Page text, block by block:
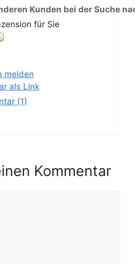
Kunden bei der Suche
für Sie
melden
als Link
(1)
Kommentar